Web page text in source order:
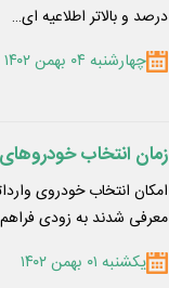
درصد و بالاتر اطلاعیه ای…
چهارشنبه ۰۴ بهمن ۱۴۰۲
زمان انتخاب خودروهای
امکان انتخاب خودروی
معرفی شدند به زودی
یکشنبه ۰۱ بهمن ۱۴۰۲